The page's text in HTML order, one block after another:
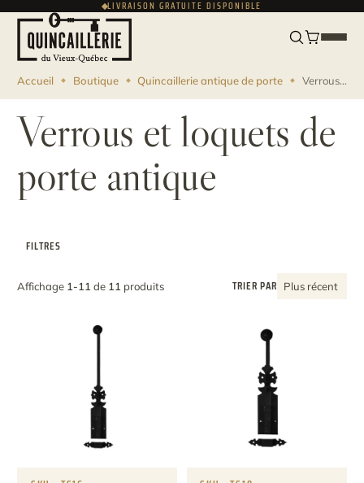
LIVRAISON GRATUITE DISPONIBLE
ENGLISHCAD
Accueil Boutique Quincaillerie antique de porte Verrous et loquets de porte antique
Verrous et loquets de
porte antique
FILTRES
Affichage 1-11 de 11 produits TRIER PAR Plus récent